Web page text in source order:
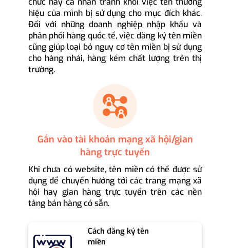
hiệu của mình bị sử dụng cho mục đích khác.
Đối với những doanh nghiệp nhập khẩu và
phân phối hàng quốc tế, việc đăng ký tên miền
cũng giúp loại bỏ nguy cơ tên miền bị sử dụng
cho hàng nhái, hàng kém chất lượng trên thị
trường.
Gắn vào tài khoản mạng xã hội/gian
hàng trực tuyến
Khi chưa có website, tên miền có thể được sử
dụng để chuyển hướng tới các trang mạng xã
hội hay gian hàng trực tuyến trên các nền
tảng bán hàng có sẵn.
Cách đăng ký tên
miền